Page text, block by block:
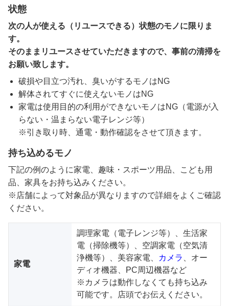
状態
次の人が使える（リユースできる）状態のモノに限りま
す。
そのままリユースさせていただきますので、事前の清掃を
お願い致します。
破損や目立つ汚れ、臭いがするモノはNG
解体されてすぐに使えないモノはNG
家電は使用目的の利用ができないモノはNG（電源が入
らない・温まらない電子レンジ等）
※引き取り時、通電・動作確認をさせて頂きます。
持ち込めるモノ
下記の例のように家電、趣味・スポーツ用品、こども用
品、家具をお持ち込みください。
※店舗によって対象品が異なりますので詳細をよくご確認
ください。
家電
調理家電（電子レンジ等）、生活家
電（掃除機等）、空調家電（空気清
浄機等）、美容家電、
カメラ
、オー
ディオ機器、PC周辺機器など
※カメラは動作しなくても持ち込み
可能です。店頭でお伝えください。